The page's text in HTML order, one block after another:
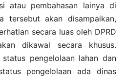
atau pembahasan lainya di
tersebut akan disampaikan,
secara luas oleh DPRD
dikawal secara khusus.
pengelolaan lahan dan
pengelolaan ada dinas